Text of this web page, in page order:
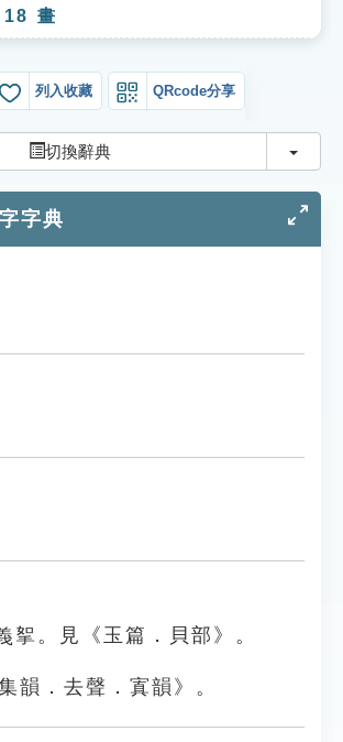
18 畫
列入收藏 QRcode分享
切換辭典 切換
字典
挐。見《玉篇．貝部》。
韻．去聲．寘韻》。